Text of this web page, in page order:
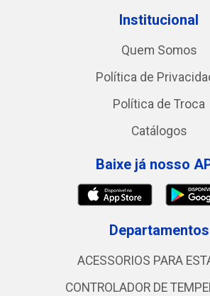
Institucional
Quem Somos
Política de
Política de Troca
Catálogos
Baixe já nosso
Departamentos
ACESSORIOS PARA
CONTROLADOR DE